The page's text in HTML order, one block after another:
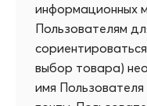
информационных
Пользователям
выбор товара)
имя